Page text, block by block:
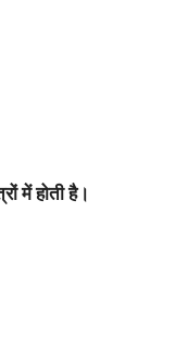
मेंहोतीहै।